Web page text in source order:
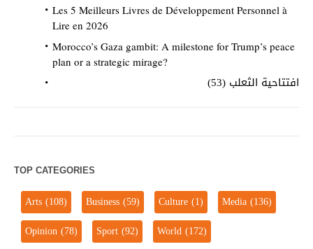
Les 5 Meilleurs Livres de Développement Personnel à
Lire en 2026
Morocco’s Gaza gambit: A milestone for Trump’s peace
plan or a strategic mirage?
افتتاحية الثعلب (53)
TOP CATEGORIES
Arts(108) Business(59) Culture(1) Media(136)
Opinion(78) Sport(92) World(172)